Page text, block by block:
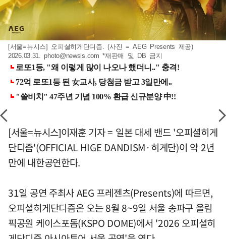
[서울=뉴시스] 오피셜히게단디즘. (사진 = AEG Presents 제공)
2026.03.31.photo@newsis.com *재판매 및 DB 금지
[서울=뉴시스]이재훈 기자 = 일본 대세 밴드 '오피셜히게
단디즘'(OFFICIAL HIGE DANDISM·히게단)이 약 2년
만에 내한공연한다.
31일 공연 주최사 AEG 프레젠츠(Presents)에 따르면,
오피셜히게단디즘은 오는 8월 8~9일 서울 송파구 올림
픽공원 케이스포돔(KSPO DOME)에서 '2026 오피셜히